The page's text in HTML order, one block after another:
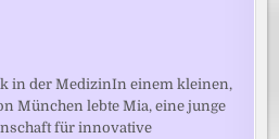
in der MedizinIn einem kleinen,
München lebte Mia, eine junge
für innovative